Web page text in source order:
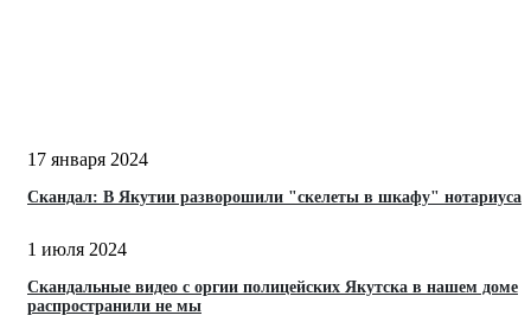
17 января 2024
Скандал: В Якутии разворошили "скелеты в шкафу" нотариуса
1 июля 2024
Скандальные видео с оргии полицейских Якутска в нашем доме
распространили не мы